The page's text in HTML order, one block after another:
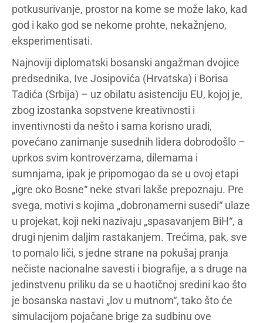
potkusurivanje, prostor na kome se može lako, kad
god i kako god se nekome prohte, nekažnjeno,
eksperimentisati.
Najnoviji diplomatski bosanski angažman dvojice
predsednika, Ive Josipovića (Hrvatska) i Borisa
Tadića (Srbija) – uz obilatu asistenciju EU, kojoj je,
zbog izostanka sopstvene kreativnosti i
inventivnosti da nešto i sama korisno uradi,
povećano zanimanje susednih lidera dobrodošlo –
uprkos svim kontroverzama, dilemama i
sumnjama, ipak je pripomogao da se u ovoj etapi
„igre oko Bosne“ neke stvari lakše prepoznaju. Pre
svega, motivi s kojima „dobronamerni susedi“ ulaze
u projekat, koji neki nazivaju „spasavanjem BiH“, a
drugi njenim daljim rastakanjem. Trećima, pak, sve
to pomalo liči, s jedne strane na pokušaj pranja
nečiste nacionalne savesti i biografije, a s druge na
jedinstvenu priliku da se u haotičnoj sredini kao što
je bosanska nastavi „lov u mutnom“, tako što će
simulacijom pojačane brige za sudbinu ove